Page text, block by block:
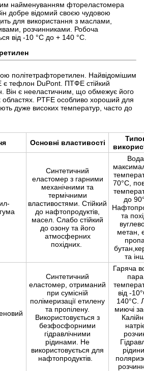
найменуванням фтореластомера
добре відомий своєю чудовою
для використання з маслами,
розчинниками. Робоча
від -10 °C до + 140 °C.
політетрафторетилен. Найвідомішим
є тефлон DuPont. ПТФЕ стійкий
Він є нееластичним, що обмежує його
областях. PTFE особливо хороший для
дуже високих температур, часто до
Основні властивості
Синтетичний
еластомер з гарними
механічними та
термічними
властивостями. Стійкий
до нафтопродуктів,
масел. Слабо стійкий
до озону та його
атмосферних
похідних.
70°С,
до
та
метан,
та
Синтетичний
еластомер, отриманий
при сумісній
полімеризації етилену
та пропілену.
Використовується з
безфосфорними
гідравлічними
рідинами. Не
використовується для
нафтопродуктів.
Гаряча
від -
140°С.
миючі